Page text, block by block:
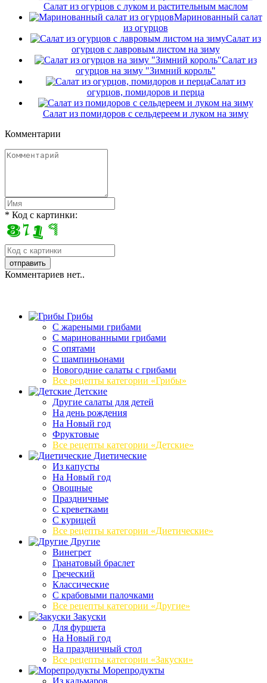
Салат из огурцов с луком и растительным маслом
Маринованный салат
из огурцов
Салат из
огурцов с лавровым листом на зиму
Салат из
огурцов на зиму "Зимний король"
Салат из
огурцов, помидоров и перца
Салат из помидоров с сельдереем и луком на зиму
Комментарии
* Код с картинки:
Комментариев нет..
Грибы
C жареными грибами
C маринованными грибами
C опятами
C шампиньонами
Новогодние салаты с грибами
Все рецепты категории «Грибы»
Детские
Другие салаты для детей
На день рождения
На Новый год
Фруктовые
Все рецепты категории «Детские»
Диетические
Из капусты
На Новый год
Овощные
Праздничные
С креветками
С курицей
Все рецепты категории «Диетические»
Другие
Винегрет
Гранатовый браслет
Греческий
Классические
С крабовыми палочками
Все рецепты категории «Другие»
Закуски
Для фуршета
На Новый год
На праздничный стол
Все рецепты категории «Закуски»
Морепродукты
Из кальмаров